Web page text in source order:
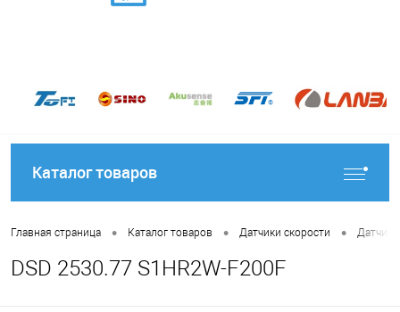
Каталог товаров
Главная страница • Каталог товаров • Датчики скорости •
DSD 2530.77 S1HR2W-F200F